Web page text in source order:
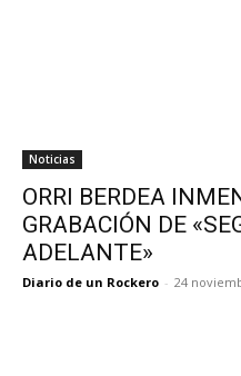
Noticias
ORRI BERDEA
GRABACIÓN DE
ADELANTE»
Diario de un Rockero - 24